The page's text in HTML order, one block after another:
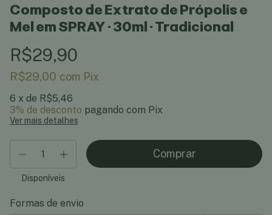
Composto de Extrato de Própolis e
Mel em SPRAY • 30ml • Tradicional
R$29,90
R$29,00 com Pix
6 x de R$5,46
3% de desconto pagando com Pix
Ver mais detalhes
Disponíveis
Entregas para o CEP:
Formas de envio